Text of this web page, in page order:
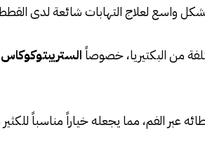
واسع لعلاج التهابات شائعة لدى
من البكتيريا، خصوصاًالستريبتوكوكاس
عبر الفم، مما يجعله خياراً مناسباً